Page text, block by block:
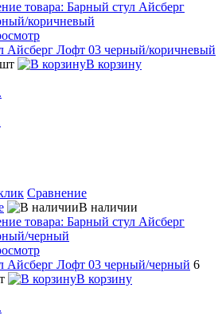
Айсберг Лофт 03 черный/коричневый
В корзину
Сравнение
В наличии
Айсберг Лофт 03 черный/черный 6
В корзину